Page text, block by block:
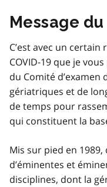
Message
C’est avec un
COVID-19 que je
du Comité d’examen
gériatriques et de
de temps pour
qui constituent la
Mis sur pied en
d’éminentes et
disciplines, dont la